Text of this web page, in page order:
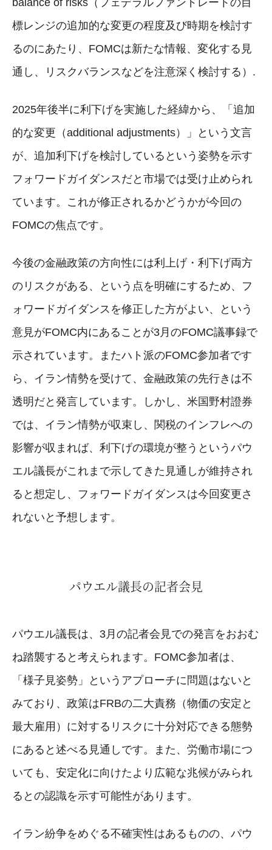
balance of risks（フェデラルファンドレートの目
標レンジの追加的な変更の程度及び時期を検討す
るのにあたり、FOMCは新たな情報、変化する見
通し、リスクバランスなどを注意深く検討する）.
2025年後半に利下げを実施した経緯から、「追加
的な変更（additional adjustments）」という文言
が、追加利下げを検討しているという姿勢を示す
フォワードガイダンスだと市場では受け止められ
ています。これが修正されるかどうかが今回の
FOMCの焦点です。
今後の金融政策の方向性には利上げ・利下げ両方
のリスクがある、という点を明確にするため、フ
ォワードガイダンスを修正した方がよい、という
意見がFOMC内にあることが3月のFOMC議事録で
示されています。またハト派のFOMC参加者です
ら、イラン情勢を受けて、金融政策の先行きは不
透明だと発言しています。しかし、米国野村證券
では、イラン情勢が収束し、関税のインフレへの
影響が収まれば、利下げの環境が整うというパウ
エル議長がこれまで示してきた見通しが維持され
ると想定し、フォワードガイダンスは今回変更さ
れないと予想します。
パウエル議長の記者会見
パウエル議長は、3月の記者会見での発言をおおむ
ね踏襲すると考えられます。FOMC参加者は、
「様子見姿勢」というアプローチに問題はないと
みており、政策はFRBの二大責務（物価の安定と
最大雇用）に対するリスクに十分対応できる態勢
にあると述べる見通しです。また、労働市場につ
いても、安定化に向けたより広範な兆候がみられ
るとの認識を示す可能性があります。
イラン紛争をめぐる不確実性はあるものの、パウ